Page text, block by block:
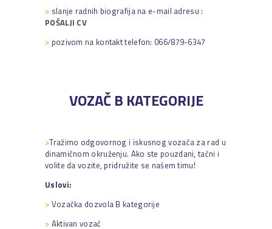
> slanje radnih biografija na e-mail adresu :
POŠALJI CV
> pozivom na kontakt telefon: 066/879-6347
VOZAČ B KATEGORIJE
>Tražimo odgovornog i iskusnog vozača za rad u
dinamičnom okruženju. Ako ste pouzdani, tačni i
volite da vozite, pridružite se našem timu!
Uslovi:
> Vozačka dozvola B kategorije
> Aktivan vozač